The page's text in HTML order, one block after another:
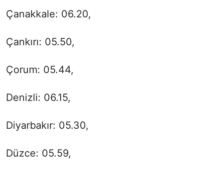
Çanakkale: 06.20,
Çankırı: 05.50,
Çorum: 05.44,
Denizli: 06.15,
Diyarbakır: 05.30,
Düzce: 05.59,